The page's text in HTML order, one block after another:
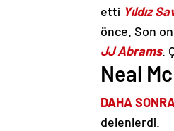
etti Yıldız
önce. Son
JJ Abrams.
Neal
DAHA
delenlerdi.